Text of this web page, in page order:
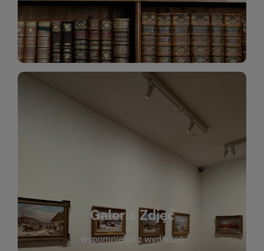
Katalog Zbiorów
Galeria Zdjęć
wspomnienia z wydarzeń
Galeria Zdjęć
wspomnienia z wydarzeń, spotkań i projektów
którym można zobaczyć, jak żyje nasza biblioteka
i jej społeczność. Zdjęcia dokumentują zarówno
uroczyste chwile, jak i codzienne aktywności
czytelników. Regularnie dodajemy nowe galerie,